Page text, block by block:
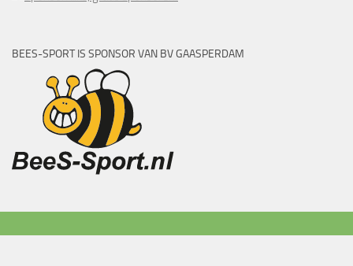
BEES-SPORT IS SPONSOR VAN BV GAASPERDAM